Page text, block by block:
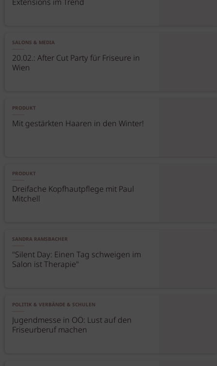
Extensions im Trend
SALONS & MEDIA
20.02.: After Cut Party für Friseure in
Wien
PRODUKT
Mit gestärkten Haaren in den Winter!
PRODUKT
Dreifache Kopfhautpflege mit Paul
Mitchell
SANDRA RAMSBACHER
"Silent Day: Einen Tag schweigen im
Salon ist Therapie"
POLITIK & VERBÄNDE & SCHULEN
Jugendmesse in OÖ: Lust auf den
Friseurberuf machen